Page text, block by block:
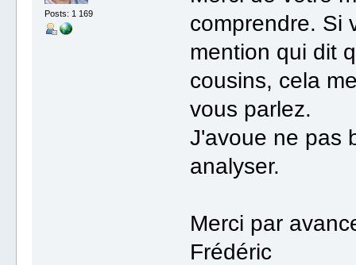
Posts: 1 169
comprendre. Si
mention qui dit
cousins, cela
vous parlez.
J'avoue ne pas
analyser.
Merci par
Frédéric